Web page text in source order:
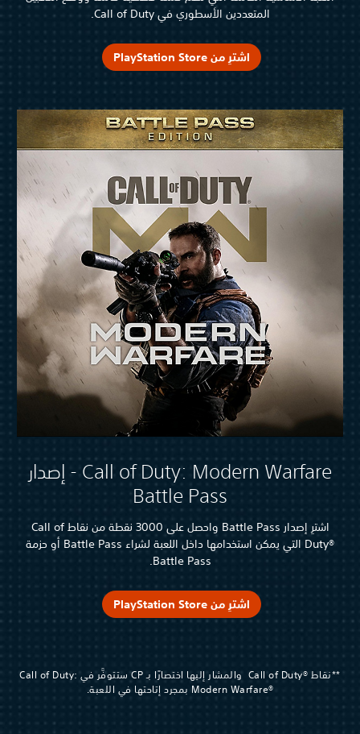
المتعددين الأسطوري في Call of Duty.
اشترِ من PlayStation Store
Call of Duty: Modern Warfare - إصدار
Battle Pass
اشترِ إصدار Battle Pass واحصل على 3000 نقطة من نقاط Call of
Duty®‎ التي يمكن استخدامها داخل اللعبة لشراء Battle Pass أو حزمة
Battle Pass.
اشترِ من PlayStation Store
**نقاط Call of Duty®‎ ‏ والمشار إليها اختصارًا بـ CP ستتوفَّر في Call of Duty:
Modern Warfare®‎ بمجرد إتاحتها في اللعبة.